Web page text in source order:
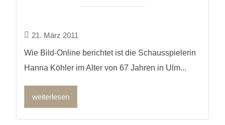
21. März 2011
Wie Bild-Online berichtet ist die Schausspielerin
Hanna Köhler im Alter von 67 Jahren in Ulm...
weiterlesen